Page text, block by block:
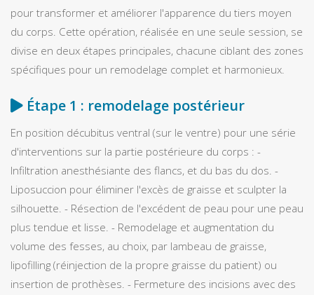
pour transformer et améliorer l'apparence du tiers moyen
du corps. Cette opération, réalisée en une seule session, se
divise en deux étapes principales, chacune ciblant des zones
spécifiques pour un remodelage complet et harmonieux.
Étape 1 : remodelage postérieur
En position décubitus ventral (sur le ventre) pour une série
d'interventions sur la partie postérieure du corps : -
Infiltration anesthésiante des flancs, et du bas du dos. -
Liposuccion pour éliminer l'excès de graisse et sculpter la
silhouette. - Résection de l'excédent de peau pour une peau
plus tendue et lisse. - Remodelage et augmentation du
volume des fesses, au choix, par lambeau de graisse,
lipofilling (réinjection de la propre graisse du patient) ou
insertion de prothèses. - Fermeture des incisions avec des